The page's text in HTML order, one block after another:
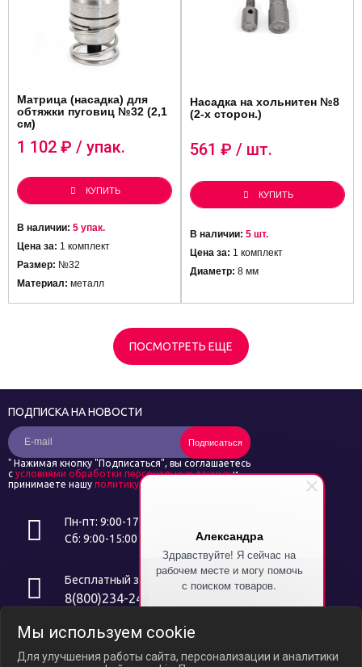
Александра
Здравствуйте! Я сейчас на
рабочем месте и могу помочь
с поиском товаров.
расскажу как получить скидку
Матрица (насадка) для
обтяжки пуговиц №32 (2,1
см)
1 102 ₽ / упак.
КУПИТЬ
В наличии: 5 упак.
Цена за: 1 комплект
Размер: №32
Материал: металл
Насадка на хольнитен №8
(2-х сторон.)
561 ₽ / шт.
КУПИТЬ
В наличии: 5 шт.
Цена за: 1 комплект
Диаметр: 8 мм
ПОСМОТРЕТЬ ЕЩЕ
Пн-пт: 9:00-17:00
Сб: 9:00-15:00
Бесплатный звонок
8(800)234-24-14
Интернет ресурс носит исключительно информационный характер и
437 ГК РФ. В связи с ослаблением курса российского рубля цены на
ПОДПИСКА НА НОВОСТИ
Подписаться
* Нажимая кнопку "Подписаться", вы соглашаетесь
с условиями обработки персональных данныхи
принимаете нашу политику конфиденциальности
Мы используем cookie
Для улучшения работы сайта, персонализации и аналитики